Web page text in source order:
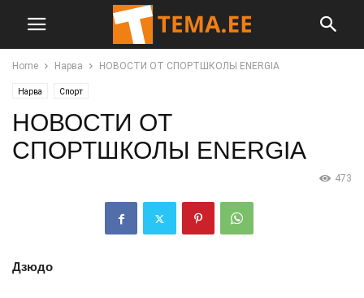
Home Нарва НОВОСТИ ОТ СПОРТШКОЛЫ ENERGIA
Нарва Спорт
НОВОСТИ ОТ
СПОРТШКОЛЫ ENERGIA
473
Дзюдо